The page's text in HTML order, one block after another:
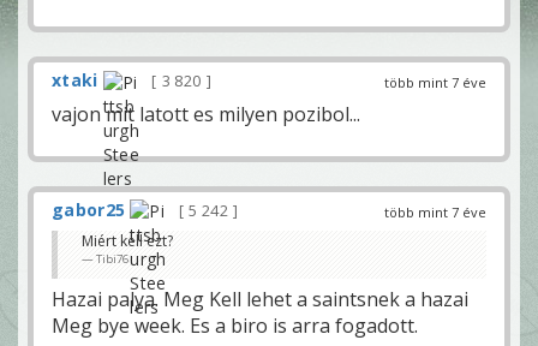
több mint 7 éve
xtaki 3 820
vajon mit latott es milyen pozibol...
több mint 7 éve
gabor25
5 242
Miért kell ezt?
Tibi76
Hazai palya. Meg Kell lehet a saintsnek a hazai
Meg bye week. Es a biro is arra fogadott.